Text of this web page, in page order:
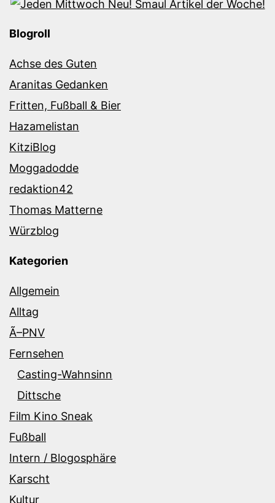
Blogroll
Achse des Guten
Aranitas Gedanken
Fritten, Fußball & Bier
Hazamelistan
KitziBlog
Moggadodde
redaktion42
Thomas Matterne
Würzblog
Kategorien
Allgemein
Alltag
Ã–PNV
Fernsehen
Casting-Wahnsinn
Dittsche
Film Kino Sneak
Fußball
Intern / Blogosphäre
Karscht
Kultur